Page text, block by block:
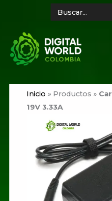
contenido
for:
Inicio » Productos »
19V 3.33A